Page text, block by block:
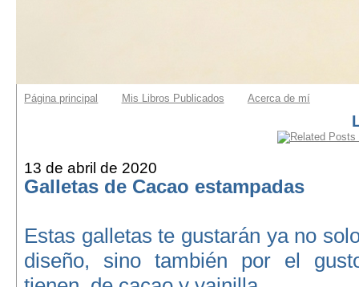
Página principal Mis Libros Publicados Acerca de mí
13 de abril de 2020
Galletas de Cacao estampadas
Estas galletas te gustarán ya no
diseño, sino también por el